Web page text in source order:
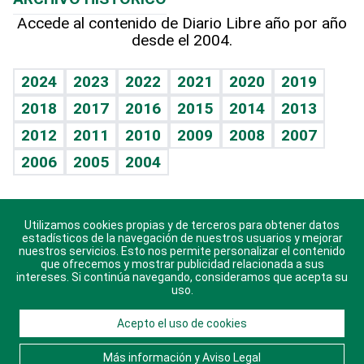
Hablando con el pediatra
Vida y familia
Eñe
Celebrando la vida
Sin complejos
En pocas palabras
Escuchando al corazón
Economía Personal
Línea de hit
TBT Deportivo
Más firmas
Hecho en casa
Guía del dinero
Cumpleaños
Horóscopos
Crucigramas
Accede al contenido de Diario Libre año por año
desde el 2004.
2024 2023 2022 2021 2020
2019
2018
2017 2016 2015 2014
2013
2012
2011 2010 2009 2008
2007
2006
2005 2004
Descarga nuestras aplicaciones para Android, iOS y
sistema Huawei.
© 2021 Diario Libre, todos los derechos reservados.
Consulta elAviso Legal. Ponte en Contacto
Utilizamos cookies propias y de terceros para obtener datos
estadísticos de la navegación de nuestros usuarios y mejorar
nuestros servicios. Esto nos permite personalizar el contenido
que ofrecemos y mostrar publicidad relacionada a sus
intereses. Si continúa navegando, consideramos que acepta su
uso.
Acepto el uso de cookies
Más información y Aviso Legal